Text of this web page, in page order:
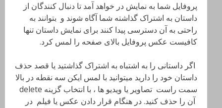
پروفایل شما به نمایش در خواهد آمد تا دنبال کنندگان از
داستان به اشتراک گذاشته شما آگاه شوند و بتوانند به
راحتی به آن دسترسی پیدا کنند برای نمایش داستان تنها
کافیست عکس پروفایل بالای صفحه را لمس کرد.
اگر داستانی را به اشتباه به اشتراک گذاشتید یا قصد حذف
داستان خود را دارید میتوانید با لمس ایکن سه نقطه در بالا
سمت راست تصاویر یا ویدیو ها ، با انتخاب گزینه delete
آن را حذف کنید. در هنگام قرار دادن عکس یا فیلم در